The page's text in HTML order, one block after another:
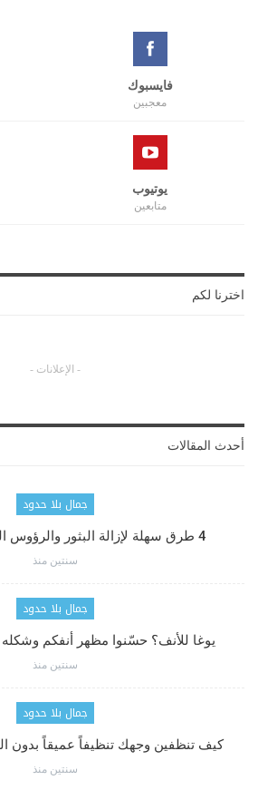
فايسبوك
معجبين
يوتيوب
متابعين
اخترنا لكم
- الإعلانات -
أحدث المقالات
جمال بلا حدود
4 طرق سهلة لإزالة البثور والرؤوس السوداء عن الظهر
سنتين منذ
جمال بلا حدود
يوغا للأنف؟ حسّنوا مظهر أنفكم
سنتين منذ
جمال بلا حدود
كيف تنظفين وجهك تنظيفاً عميقاً بدون
سنتين منذ